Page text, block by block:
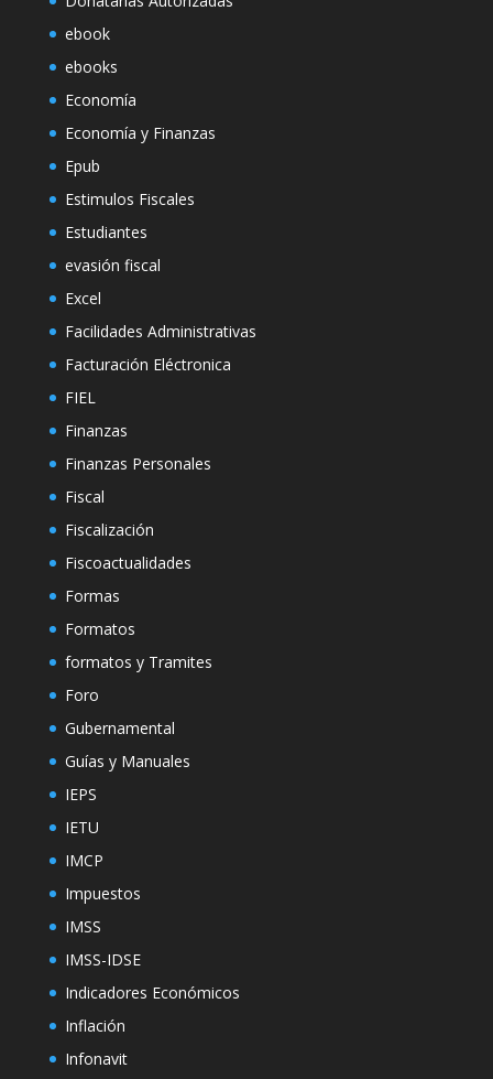
ebook
ebooks
Economía
Economía y Finanzas
Epub
Estimulos Fiscales
Estudiantes
evasión fiscal
Excel
Facilidades Administrativas
Facturación Eléctronica
FIEL
Finanzas
Finanzas Personales
Fiscal
Fiscalización
Fiscoactualidades
Formas
Formatos
formatos y Tramites
Foro
Gubernamental
Guías y Manuales
IEPS
IETU
IMCP
Impuestos
IMSS
IMSS-IDSE
Indicadores Económicos
Inflación
Infonavit